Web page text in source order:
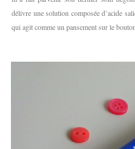
délivre une solution composée d’acide
qui agit comme un pansement sur le